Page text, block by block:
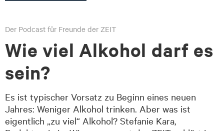
Der Podcast für Freunde der ZEIT
Wie viel Alkohol darf es
sein?
Es ist typischer Vorsatz zu Beginn eines neuen
Jahres: Weniger Alkohol trinken. Aber was ist
eigentlich „zu viel“ Alkohol? Stefanie Kara,